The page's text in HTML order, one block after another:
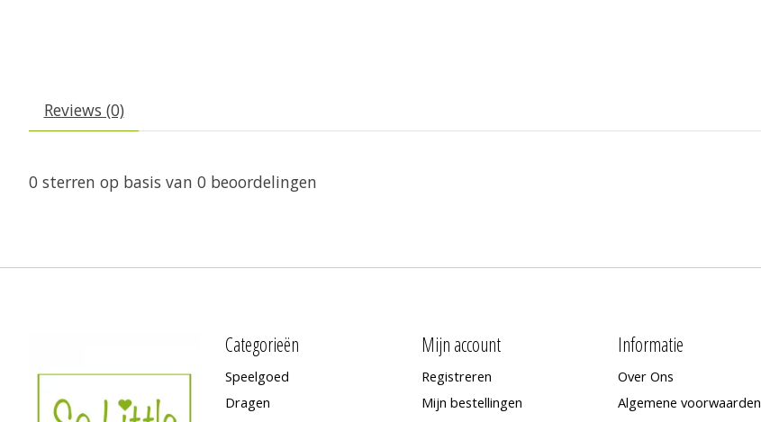
Reviews (0)
0 sterren op basis van 0 beoordelingen
Categorieën
Speelgoed
Dragen
Mijn account
Registreren
Mijn bestellingen
Informatie
Over Ons
Algemene voorwaarden